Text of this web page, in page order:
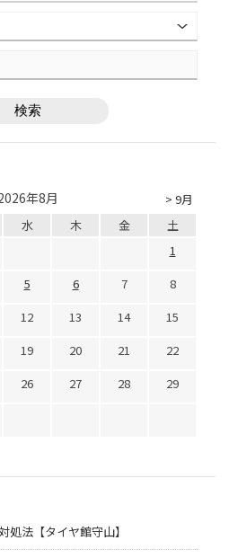
> 9月
年8月
水 木 金
土
1
5 6 7
8
12 13 14
15
19 20 21
22
26 27 28
29
処法【タイヤ館守山】